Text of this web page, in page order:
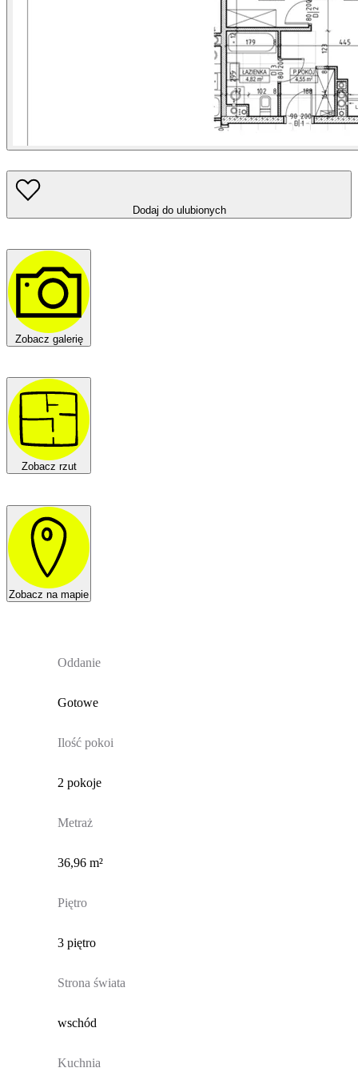
Dodaj do ulubionych
Zobacz galerię
Zobacz rzut
Zobacz na mapie
Oddanie
Gotowe
Ilość pokoi
2 pokoje
Metraż
36,96 m²
Piętro
3 piętro
Strona świata
wschód
Kuchnia